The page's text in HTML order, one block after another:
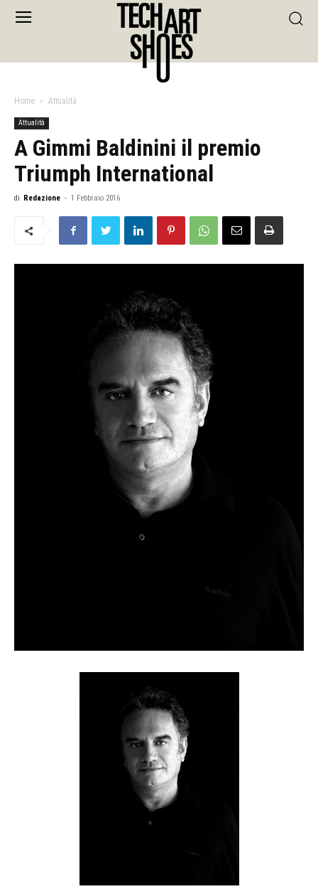
Home Attualità
Attualità
A Gimmi Baldinini il premio
Triumph International
di Redazione - 1 Febbraio 2016